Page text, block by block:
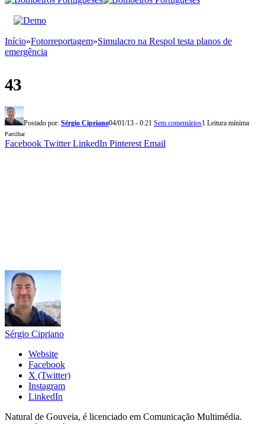
Início»Fotorreportagem»Simulacro na Respol testa planos de
emergência
43
Postado por: Sérgio Cipriano04/01/13 - 0:21 Sem comentários1 Leitura mínima
Partilhar
Facebook Twitter LinkedIn Pinterest Email
Sérgio Cipriano
Website
Facebook
X (Twitter)
Instagram
LinkedIn
Natural de Gouveia, é licenciado em Comunicação Multimédia.